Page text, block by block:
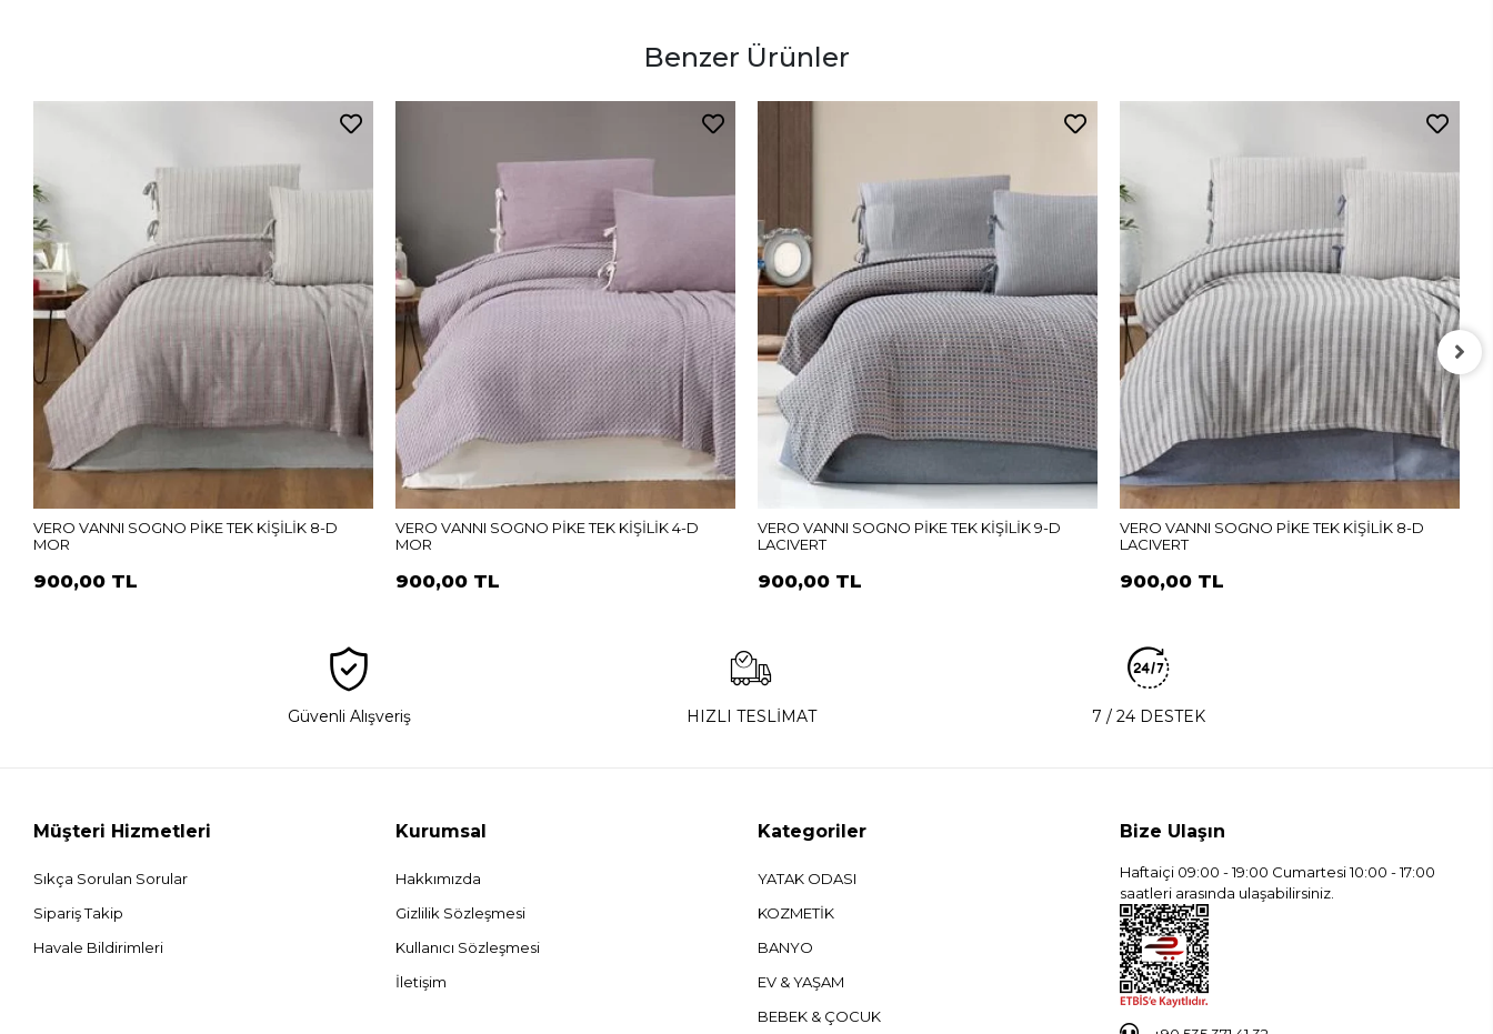
Benzer Ürünler
VERO VANNI SOGNO PİKE TEK KİŞİLİK 8-D
MOR
900,00 TL
VERO VANNI SOGNO PİKE TEK KİŞİLİK 4-D
MOR
900,00 TL
VERO VANNI SOGNO PİKE TEK KİŞİLİK 9-D
LACIVERT
900,00 TL
VERO VANNI SOGNO PİKE TEK KİŞİLİK 8-D
LACIVERT
900,00 TL
Güvenli Alışveriş HIZLI TESLİMAT 7 / 24 DESTEK
Müşteri Hizmetleri
Sıkça Sorulan Sorular
Sipariş Takip
Havale Bildirimleri
Kurumsal
Hakkımızda
Gizlilik Sözleşmesi
Kullanıcı Sözleşmesi
İletişim
Kategoriler
YATAK ODASI
KOZMETİK
BANYO
EV & YAŞAM
BEBEK & ÇOCUK
Bize Ulaşın
Haftaiçi 09:00 - 19:00 Cumartesi 10:00 - 17:00
saatleri arasında ulaşabilirsiniz.